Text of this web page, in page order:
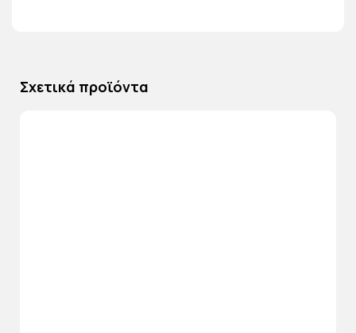
Σχετικά προϊόντα